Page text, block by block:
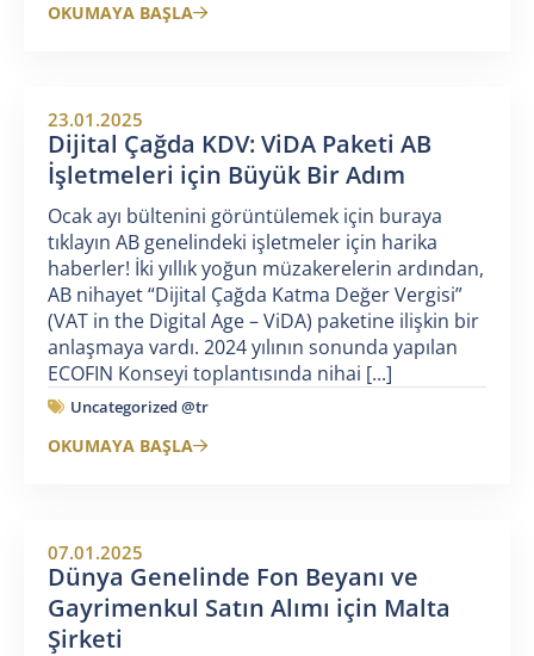
OKUMAYA BAŞLA
23.01.2025
Dijital Çağda KDV: ViDA Paketi AB
İşletmeleri için Büyük Bir Adım
Ocak ayı bültenini görüntülemek için buraya
tıklayın AB genelindeki işletmeler için harika
haberler! İki yıllık yoğun müzakerelerin ardından,
AB nihayet “Dijital Çağda Katma Değer Vergisi”
(VAT in the Digital Age – ViDA) paketine ilişkin bir
anlaşmaya vardı. 2024 yılının sonunda yapılan
ECOFIN Konseyi toplantısında nihai [...]
Uncategorized @tr
OKUMAYA BAŞLA
07.01.2025
Dünya Genelinde Fon Beyanı ve
Gayrimenkul Satın Alımı için Malta
Şirketi